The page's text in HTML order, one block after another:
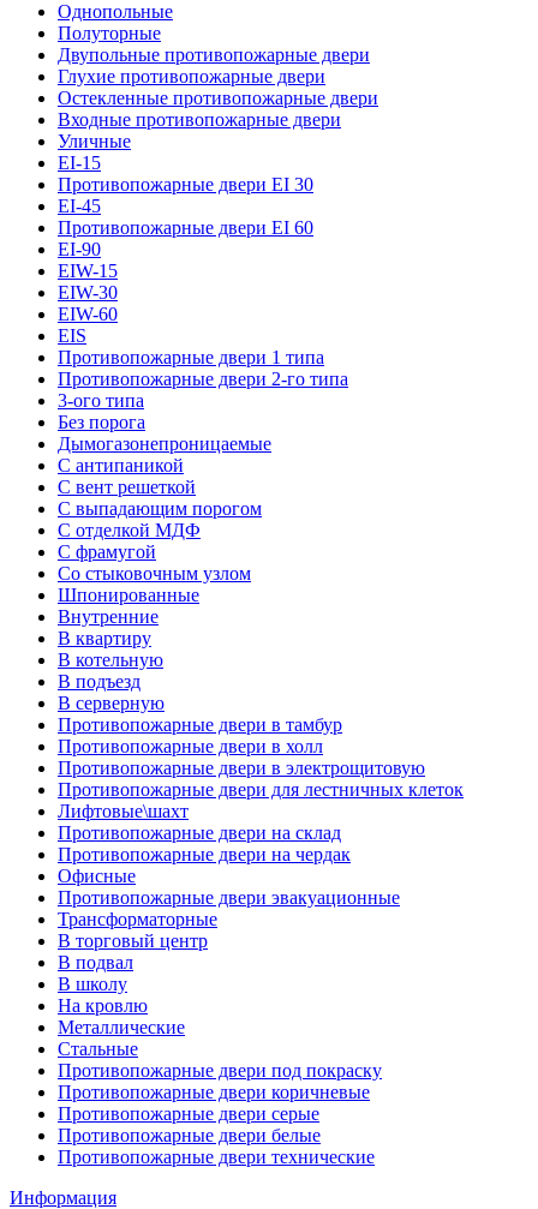
Однопольные
Полуторные
Двупольные противопожарные двери
Глухие противопожарные двери
Остекленные противопожарные двери
Входные противопожарные двери
Уличные
EI-15
Противопожарные двери EI 30
EI-45
Противопожарные двери EI 60
EI-90
EIW-15
EIW-30
EIW-60
EIS
Противопожарные двери 1 типа
Противопожарные двери 2-го типа
3-ого типа
Без порога
Дымогазонепроницаемые
С антипаникой
С вент решеткой
С выпадающим порогом
С отделкой МДФ
С фрамугой
Со стыковочным узлом
Шпонированные
Внутренние
В квартиру
В котельную
В подъезд
В серверную
Противопожарные двери в тамбур
Противопожарные двери в холл
Противопожарные двери в электрощитовую
Противопожарные двери для лестничных клеток
Лифтовые\шахт
Противопожарные двери на склад
Противопожарные двери на чердак
Офисные
Противопожарные двери эвакуационные
Трансформаторные
В торговый центр
В подвал
В школу
На кровлю
Металлические
Стальные
Противопожарные двери под покраску
Противопожарные двери коричневые
Противопожарные двери серые
Противопожарные двери белые
Противопожарные двери технические
Информация